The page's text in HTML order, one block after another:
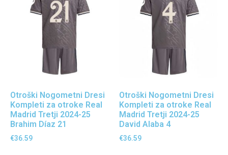
Otroški Nogometni Dresi
Kompleti za otroke Real
Madrid Tretji 2024-25
Brahim Díaz 21
€36.59
Otroški Nogometni Dresi
Kompleti za otroke Real
Madrid Tretji 2024-25
David Alaba 4
€36.59